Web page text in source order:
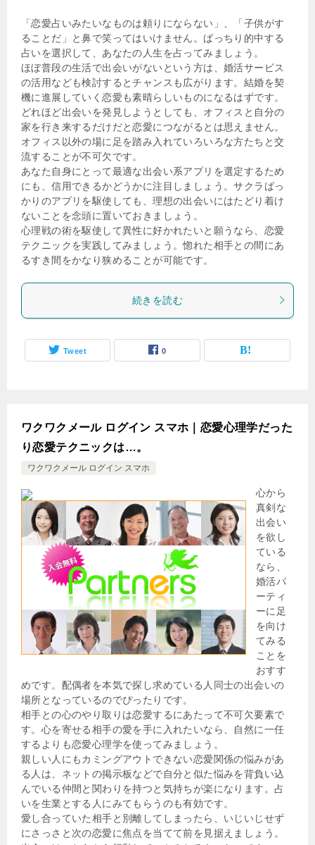
「恋愛占いみたいなものは頼りにならない」、「子供がす
ることだ」と鼻で笑ってはいけません。ばっちり的中する
占いを選択して、あなたの人生を占ってみましょう。
ほぼ普段の生活で出会いがないという方は、婚活サービス
の活用なども検討するとチャンスも広がります。結婚を契
機に進展していく恋愛も素晴らしいものになるはずです。
どれほど出会いを発見しようとしても、オフィスと自分の
家を行き来するだけだと恋愛につながるとは思えません。
オフィス以外の場に足を踏み入れていろいろな方たちと交
流することが不可欠です。
あなた自身にとって最適な出会い系アプリを選定するため
にも、信用できるかどうかに注目しましょう。サクラばっ
かりのアプリを駆使しても、理想の出会いにはたどり着け
ないことを念頭に置いておきましょう。
心理戦の術を駆使して異性に好かれたいと願うなら、恋愛
テクニックを実践してみましょう。惚れた相手との間にあ
るすき間をかなり狭めることが可能です。
続きを読む
Tweet 0
ワクワクメール ログイン スマホ｜恋愛心理学だった
り恋愛テクニックは…。
ワクワクメール ログイン スマホ
心から
真剣な
出会い
を欲し
ている
なら、
婚活パ
ーティ
ーに足
を向け
てみる
ことを
おすす
めです。配偶者を本気で探し求めている人同士の出会いの
場所となっているのでぴったりです。
相手との心のやり取りは恋愛するにあたって不可欠要素で
す。心を寄せる相手の愛を手に入れたいなら、自然に一任
するよりも恋愛心理学を使ってみましょう。
親しい人にもカミングアウトできない恋愛関係の悩みがあ
る人は、ネットの掲示板などで自分と似た悩みを背負い込
んでいる仲間と関わりを持つと気持ちが楽になります。占
いを生業とする人にみてもらうのも有効です。
愛し合っていた相手と別離してしまったら、いじいじせず
にさっさと次の恋愛に焦点を当てて前を見据えましょう。